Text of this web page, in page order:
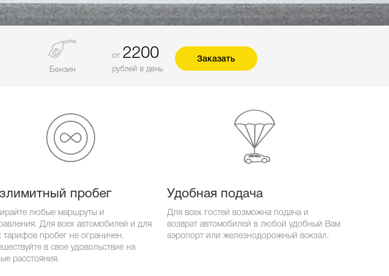
Бензин
от 2200
рублей в день
Заказать
пробег
любые маршруты и
Для всех автомобилей и для
тарифов пробег не ограничен.
в свое удовольствие на
расстояния.
Удобная подача
Для всех гостей возможна подача и
возврат автомобилей в любой удобный Вам
аэропорт или железнодорожный вокзал.